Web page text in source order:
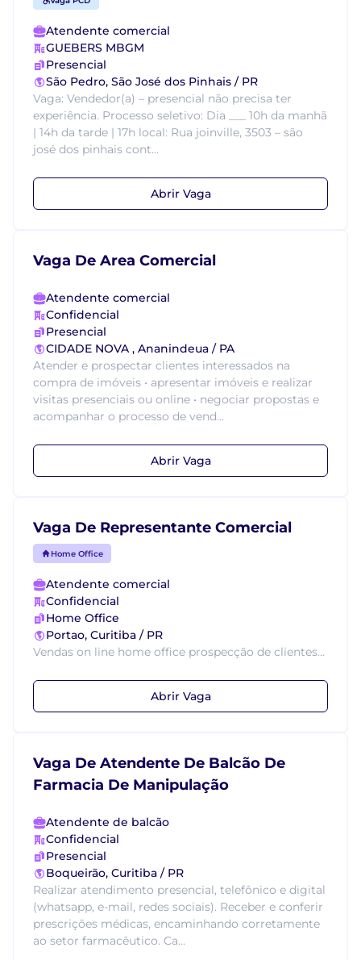
Atendente comercial
GUEBERS MBGM
Presencial
São Pedro, São José dos Pinhais / PR
Vaga: Vendedor(a) – presencial não precisa ter
experiência. Processo seletivo: Dia ___ 10h da manhã
| 14h da tarde | 17h local: Rua joinville, 3503 – são
josé dos pinhais cont...
Abrir Vaga
Vaga De Area Comercial
Atendente comercial
Confidencial
Presencial
CIDADE NOVA , Ananindeua / PA
Atender e prospectar clientes interessados na
compra de imóveis • apresentar imóveis e realizar
visitas presenciais ou online • negociar propostas e
acompanhar o processo de vend...
Abrir Vaga
Vaga De Representante Comercial
Home Office
Atendente comercial
Confidencial
Home Office
Portao, Curitiba / PR
Vendas on line home office prospecção de clientes...
Abrir Vaga
Vaga De Atendente De Balcão De
Farmacia De Manipulação
Atendente de balcão
Confidencial
Presencial
Boqueirão, Curitiba / PR
Realizar atendimento presencial, telefônico e digital
(whatsapp, e-mail, redes sociais). Receber e conferir
prescrições médicas, encaminhando corretamente
ao setor farmacêutico. Ca...